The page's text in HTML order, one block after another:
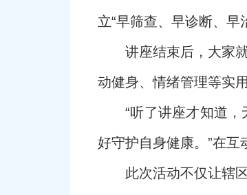
立“早筛查、早诊断、早
讲座结束后，大家
动健身、情绪管理等实
“听了讲座才知道
好守护自身健康。”在互
此次活动不仅让辖